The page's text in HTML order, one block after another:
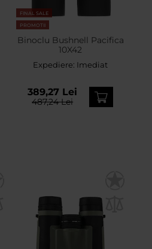
FINAL SALE
PROMOTII
Binoclu Bushnell Pacifica
10X42
Expediere: Imediat
389,27 Lei
487,24 Lei